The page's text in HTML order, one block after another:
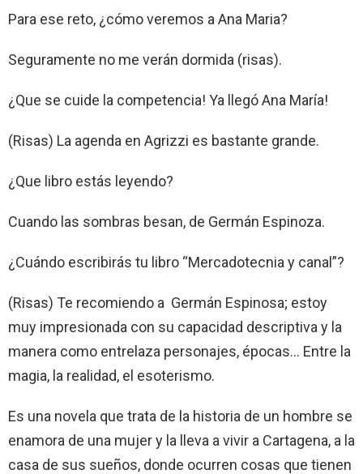
Para ese reto, ¿cómo veremos a Ana Maria?
Seguramente no me verán dormida (risas).
¿Que se cuide la competencia! Ya llegó Ana María!
(Risas) La agenda en Agrizzi es bastante grande.
¿Que libro estás leyendo?
Cuando las sombras besan, de Germán Espinoza.
¿Cuándo escribirás tu libro “Mercadotecnia y canal”?
(Risas) Te recomiendo a Germán Espinosa; estoy
muy impresionada con su capacidad descriptiva y la
manera como entrelaza personajes, épocas… Entre la
magia, la realidad, el esoterismo.
Es una novela que trata de la historia de un hombre se
enamora de una mujer y la lleva a vivir a Cartagena, a la
casa de sus sueños, donde ocurren cosas que tienen